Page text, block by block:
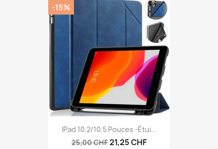
IPad 10.2/10.5 Pouces -étui...
25,00 CHF21,25 CHF
-15%